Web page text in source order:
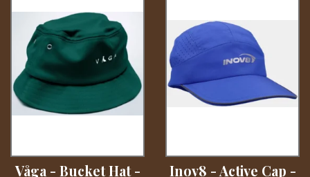
Våga - Bucket Hat - Inov8 - Active Cap -